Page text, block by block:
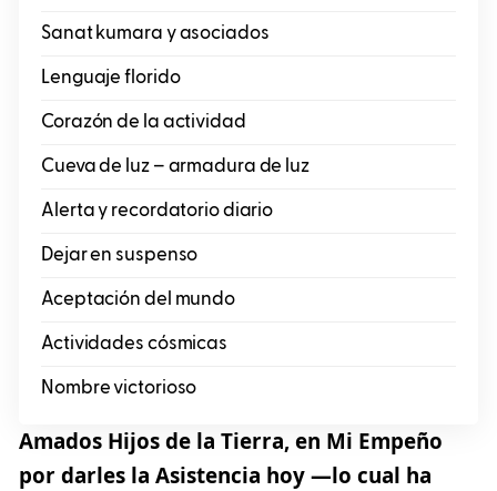
Sanat kumara y asociados
Lenguaje florido
Corazón de la actividad
Cueva de luz – armadura de luz
Alerta y recordatorio diario
Dejar en suspenso
Aceptación del mundo
Actividades cósmicas
Nombre victorioso
Amados Hijos de la Tierra, en Mi Empeño
por darles la Asistencia hoy —lo cual ha